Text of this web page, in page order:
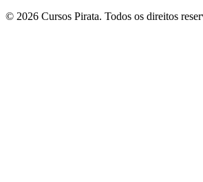
© 2026 Cursos Pirata. Todos os direitos